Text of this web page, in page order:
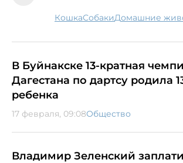
кошка собаки домашние
В Буйнакске 13-кратная
Дагестана по дартсу родила
ребенка
17 февраля, 09:08Общество
Владимир Зеленский